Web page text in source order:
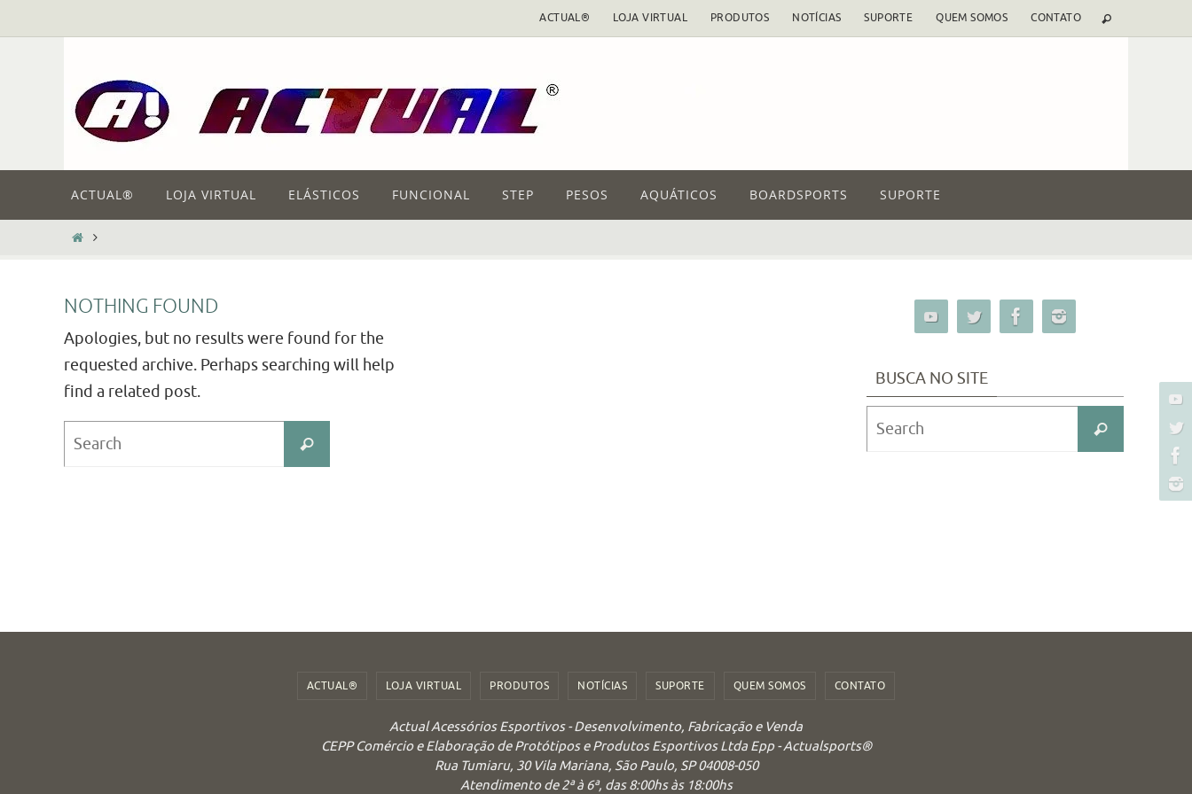
to
ACTUAL® LOJA VIRTUAL PRODUTOS NOTÍCIAS SUPORTE QUEM SOMOS CONTATO
content
ACTUAL® LOJA VIRTUAL ELÁSTICOS FUNCIONAL STEP PESOS AQUÁTICOS BOARDSPORTS SUPORTE
HOME
NOTHING FOUND
Apologies, but no results were found for the
requested archive. Perhaps searching will help
find a related post.
Search
BUSCA NO SITE
Search
Search
ACTUAL® LOJA VIRTUAL PRODUTOS NOTÍCIAS SUPORTE QUEM SOMOS CONTATO
Actual Acessórios Esportivos - Desenvolvimento, Fabricação e Venda
CEPP Comércio e Elaboração de Protótipos e Produtos Esportivos Ltda Epp - Actualsports®
Rua Tumiaru, 30 Vila Mariana, São Paulo, SP 04008-050
Atendimento de 2ª à 6ª, das 8:00hs às 18:00hs